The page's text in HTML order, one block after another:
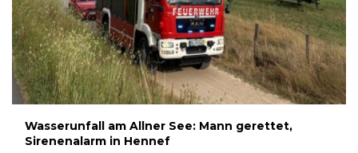
Wasserunfall am Allner See: Mann gerettet,
Sirenenalarm in Hennef